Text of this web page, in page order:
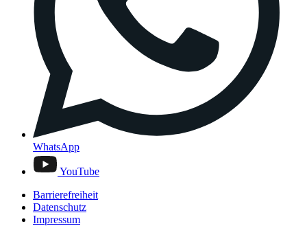
WhatsApp
YouTube
Barrierefreiheit
Datenschutz
Impressum